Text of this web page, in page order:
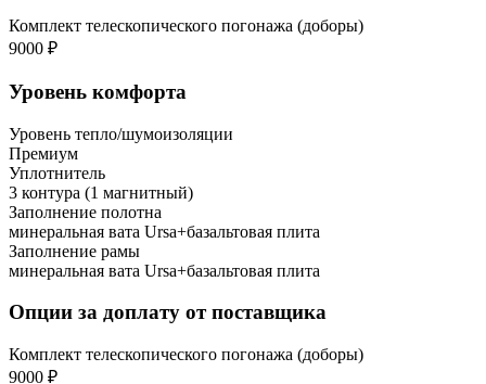
Комплект телескопического погонажа (доборы)
9000 ₽
Уровень комфорта
Уровень тепло/шумоизоляции
Премиум
Уплотнитель
3 контура (1 магнитный)
Заполнение полотна
минеральная вата Ursa+базальтовая плита
Заполнение рамы
минеральная вата Ursa+базальтовая плита
Опции за доплату от поставщика
Комплект телескопического погонажа (доборы)
9000 ₽